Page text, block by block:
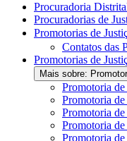
Procuradoria
Procuradorias de
Promotorias de
Contatos das
Promotorias de
Mais sobre:
Promotoria
Promotoria
Promotoria
Promotoria
Promotoria